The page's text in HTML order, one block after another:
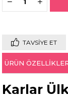
TAVSIYE ET
ÜRÜN
Karlar